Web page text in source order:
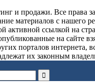
и продажи. Все права
материалов с нашего
активной ссылкой на
на сайте
порталов интернета,
их законным